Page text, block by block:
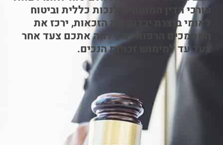
עורכי הדין המומחים לנכות כללית וביטוח
לאומי בנצרת יבדוק את הזכאות, ירכז את
המסמכים הרפואיים וילווה אתכם צעד אחר
צעד עד למימוש זכויות הנכים.